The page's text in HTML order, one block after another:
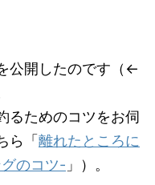
公開したのです（←
るためのコツをお伺
ら「 離れたところに
のコツ- 」）。